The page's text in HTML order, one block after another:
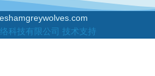
科技有限公司 技术支持